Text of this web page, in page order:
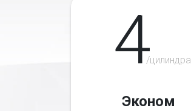
4/цилиндра
Эконом